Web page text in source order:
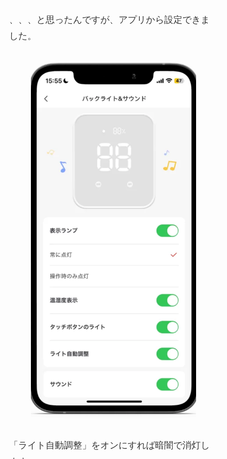
、、、と思ったんですが、アプリから設定できま
した。
「ライト自動調整」をオンにすれば暗闇で消灯し